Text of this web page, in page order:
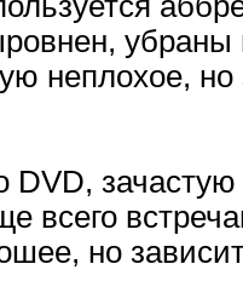
неплохое,
DVD,
всего
но